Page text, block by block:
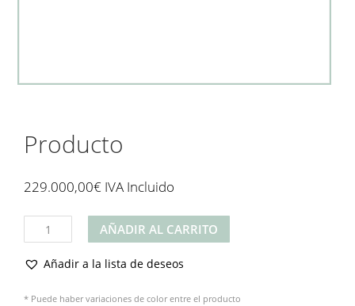
Producto
229.000,00€ IVA Incluido
Producto
cantidad
AÑADIR AL CARRITO
Añadir a la lista de deseos
* Puede haber variaciones de color entre el producto